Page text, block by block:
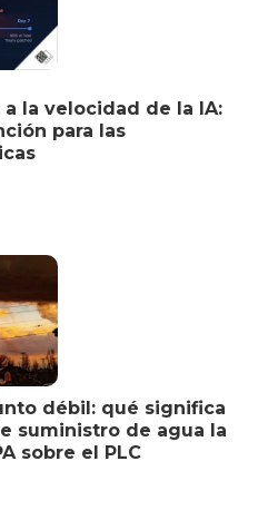
complejos
Informática y Gestión de
facilidad de uso
la velocidad de la IA:
para las
débil: qué significa
suministro de agua la
sobre el PLC